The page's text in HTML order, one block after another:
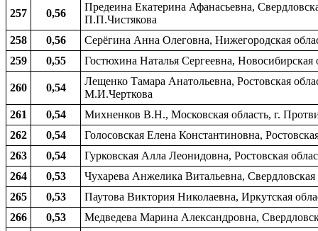
257 0,56
Предеина Екатерина Афанасьевна,
П.П.Чистякова
258
0,56
Серёгина Анна Олеговна, Нижегородская
259
0,55 Гостюхина Наталья Сергеевна,
260 0,54
Лещенко Тамара Анатольевна, Ростовская
М.И.Черткова
261
0,54
Михненков В.Н., Московская область, г.
262
0,54
Голосовская Елена Константиновна,
263
0,54
Гурковская Алла Леонидовна, Ростовская
264
0,53
Чухарева Анжелика Витальевна,
265
0,53
Паутова Виктория Николаевна, Иркутская
266
0,53 Медведева Марина Александровна,